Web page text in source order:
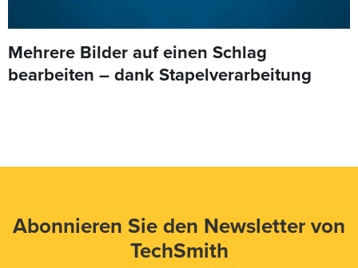
Mehrere Bilder auf einen Schlag
bearbeiten – dank Stapelverarbeitung
Abonnieren Sie den Newsletter von
TechSmith